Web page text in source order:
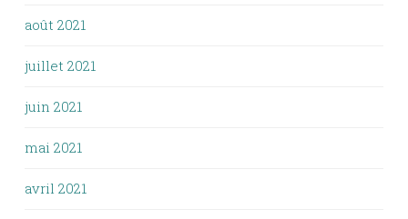
août 2021
juillet 2021
juin 2021
mai 2021
avril 2021